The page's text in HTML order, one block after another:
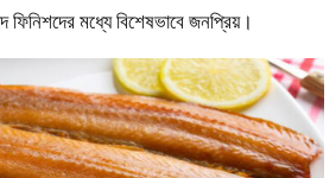
মধ্যে বিশেষভাবে জনপ্রিয়।